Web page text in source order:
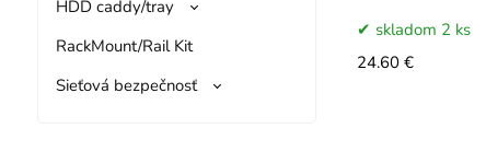
HDD caddy/tray
RackMount/Rail Kit
Sieťová bezpečnosť
skladom 2 ks
24.60 €